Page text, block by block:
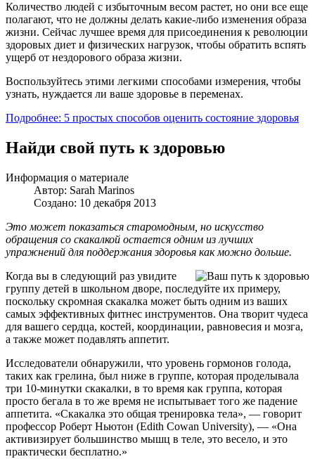
Количество людей с избыточным весом растет, но они все еще
полагают, что не должны делать какие-либо изменения образа
жизни. Сейчас лучшее время для присоединения к революции
здоровых диет и физических нагрузок, чтобы обратить вспять
ущерб от нездорового образа жизни.
Воспользуйтесь этими легкими способами измерения, чтобы
узнать, нуждается ли ваше здоровье в переменах.
Подробнее: 5 простых способов оценить состояние здоровья
Найди свой путь к здоровью
Информация о материале
Автор: Sarah Marinos
Создано: 10 декабря 2013
Это может показаться старомодным, но искусство
обращения со скакалкой остается одним из лучших
упражнений для поддержания здоровья как можно дольше.
Когда вы в следующий раз увидите
группу детей в школьном дворе, последуйте их примеру,
поскольку скромная скакалка может быть одним из ваших
самых эффективных фитнес инструментов. Она творит чудеса
для вашего сердца, костей, координации, равновесия и мозга,
а также может подавлять аппетит.
Исследователи обнаружили, что уровень гормонов голода,
таких как грелина, был ниже в группе, которая проделывала
три 10-минутки скакалки, в то время как группа, которая
просто бегала в то же время не испытывает того же падение
аппетита. «Скакалка это общая тренировка тела», — говорит
профессор Роберт Ньютон (Edith Cowan University), — «Она
активизирует большинство мышц в теле, это весело, и это
практически бесплатно.»